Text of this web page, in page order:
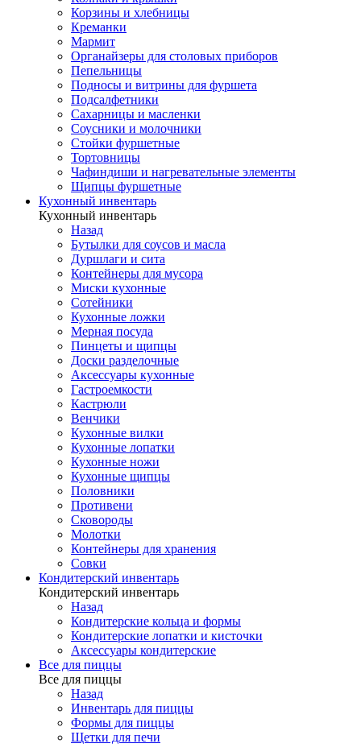
Корзины и хлебницы
Креманки
Мармит
Органайзеры для столовых приборов
Пепельницы
Подносы и витрины для фуршета
Подсалфетники
Сахарницы и масленки
Соусники и молочники
Стойки фуршетные
Тортовницы
Чафиндиши и нагревательные элементы
Щипцы фуршетные
Кухонный инвентарь
Кухонный инвентарь
Назад
Бутылки для соусов и масла
Дуршлаги и сита
Контейнеры для мусора
Миски кухонные
Сотейники
Кухонные ложки
Мерная посуда
Пинцеты и щипцы
Доски разделочные
Аксессуары кухонные
Гастроемкости
Кастрюли
Венчики
Кухонные вилки
Кухонные лопатки
Кухонные ножи
Кухонные щипцы
Половники
Противени
Сковороды
Молотки
Контейнеры для хранения
Совки
Кондитерский инвентарь
Кондитерский инвентарь
Назад
Кондитерские кольца и формы
Кондитерские лопатки и кисточки
Аксессуары кондитерские
Все для пиццы
Все для пиццы
Назад
Инвентарь для пиццы
Формы для пиццы
Щетки для печи